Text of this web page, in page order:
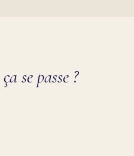
ça se passe ?